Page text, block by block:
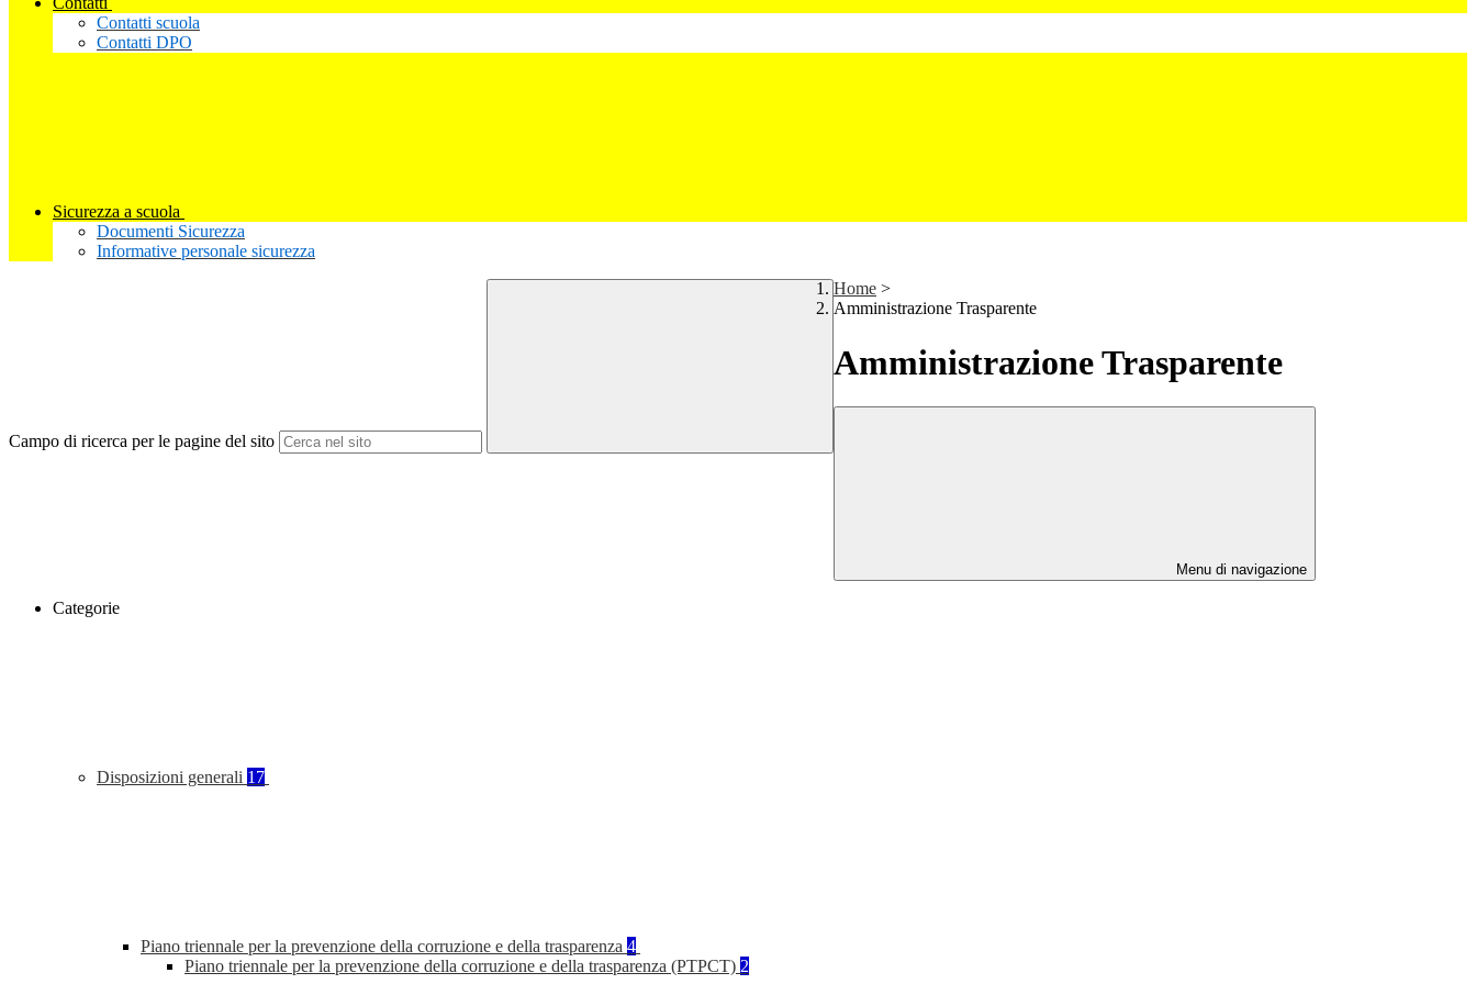
Contatti scuola
Contatti DPO
Sicurezza a scuola
Documenti Sicurezza
Informative personale sicurezza
Campo di ricerca per le pagine del sito
Home >
Amministrazione Trasparente
Amministrazione Trasparente
Menu di navigazione
Categorie
Disposizioni generali 17
Piano triennale per la prevenzione della corruzione e della trasparenza 4
Piano triennale per la prevenzione della corruzione e della trasparenza (PTPCT) 2